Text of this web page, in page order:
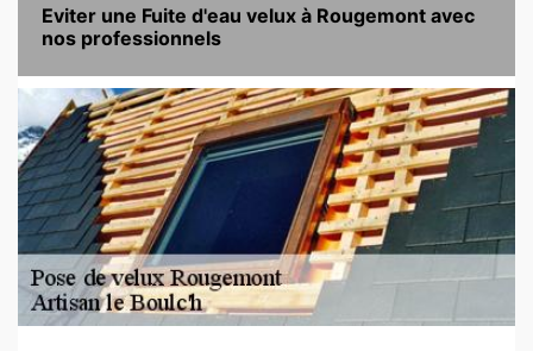
Eviter une Fuite d'eau velux à Rougemont avec
nos professionnels